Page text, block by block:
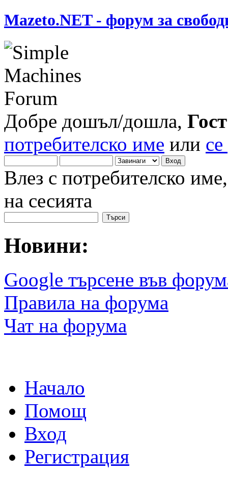
Mazeto.NET - форум за
Добре дошъл/дошла, Гост
потребителско име или
Влез с потребителско
на сесията
Новини:
Google търсене във
Правила на форума
Чат на форума
Начало
Помощ
Вход
Регистрация